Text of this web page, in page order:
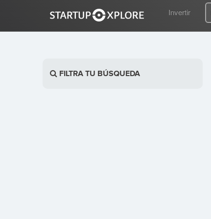
Invertir
FILTRA TU BÚSQUEDA